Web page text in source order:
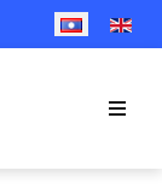
SELECT YOUR